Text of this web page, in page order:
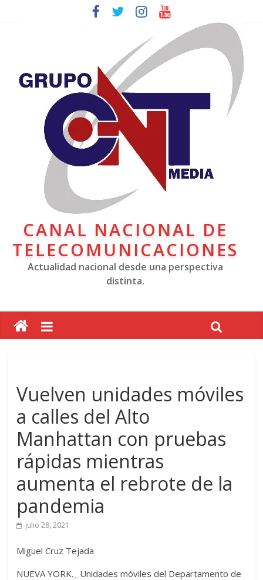
CANAL NACIONAL DE
TELECOMUNICACIONES
Actualidad nacional desde una perspectiva
distinta.
Vuelven unidades móviles
a calles del Alto
Manhattan con pruebas
rápidas mientras
aumenta el rebrote de la
pandemia
julio 28, 2021
Miguel Cruz Tejada
NUEVA YORK._ Unidades móviles del Departamento de